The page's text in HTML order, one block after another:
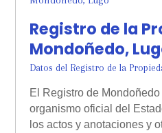
Registro de la
Mondoñedo,
Datos del Registro de la
El Registro de
organismo oficial del
los actos y anotaciones y